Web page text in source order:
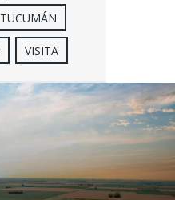
TUCUMÁN
VISITA